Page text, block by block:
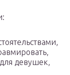
девушек,